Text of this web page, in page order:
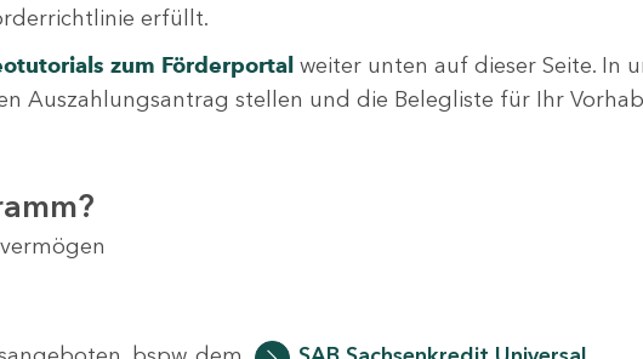
erfüllt.
zum Förderportalweiter unten auf dieser Seite. In
Auszahlungsantrag stellen und die Belegliste für Ihr